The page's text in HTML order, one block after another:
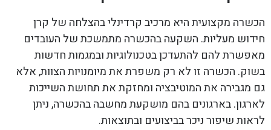
הכשרה מקצועית היא מרכיב קרדינלי בהצלחה של קרן
חידוש מעליות. השקעה בהכשרה מתמשכת של העובדים
מאפשרת להם להתעדכן בטכנולוגיות ובמגמות חדשות
בשוק. הכשרה זו לא רק משפרת את מיומנויות הצוות, אלא
גם מגבירה את המוטיבציה ומחזקת את תחושת השייכות
לארגון. בארגונים בהם מושקעת מחשבה בהכשרה, ניתן
לראות שיפור ניכר בביצועים ובתוצאות.